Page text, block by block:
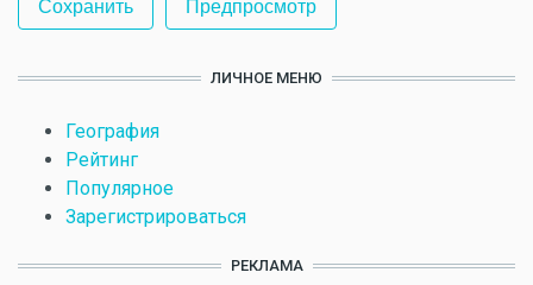
ЛИЧНОЕ МЕНЮ
География
Рейтинг
Популярное
Зарегистрироваться
РЕКЛАМА